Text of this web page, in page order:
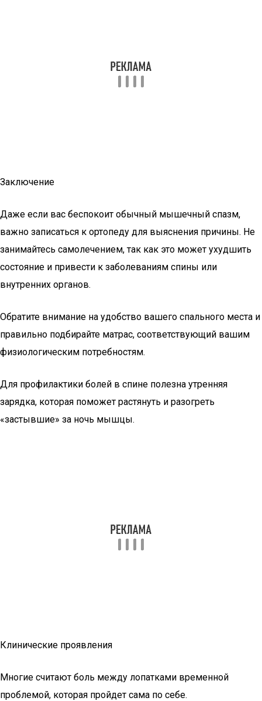
Заключение
Даже если вас беспокоит обычный мышечный спазм,
важно записаться к ортопеду для выяснения причины. Не
занимайтесь самолечением, так как это может ухудшить
состояние и привести к заболеваниям спины или
внутренних органов.
Обратите внимание на удобство вашего спального места и
правильно подбирайте матрас, соответствующий вашим
физиологическим потребностям.
Для профилактики болей в спине полезна утренняя
зарядка, которая поможет растянуть и разогреть
«застывшие» за ночь мышцы.
Клинические проявления
Многие считают боль между лопатками временной
проблемой, которая пройдет сама по себе.